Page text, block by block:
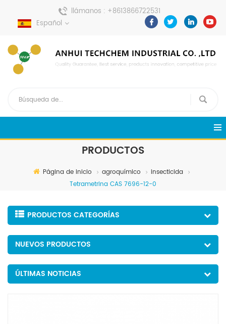
llámanos : +8613866722531
enviar un mensaje :
pweiping@techemi.com
Español
PRODUCTOS
Página de inicio agroquímico
insecticida
Tetrametrina CAS 7696-12-0
PRODUCTOS CATEGORÍAS
NUEVOS PRODUCTOS
ÚLTIMAS NOTICIAS